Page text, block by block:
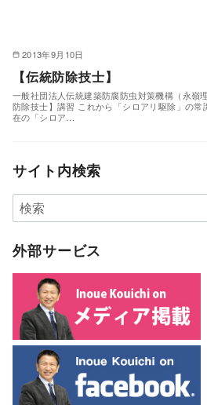
2013年9月10日
【伝統防除技士】
一般社団法人伝統建築防腐防虫対策機構（永嶺
防除技士】講習 これから「シロアリ駆除」の
在の「シロア…
サイト内検索
外部サービス